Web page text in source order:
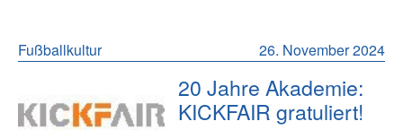
26. November 2024
Fußballkultur
20 Jahre Akademie:
KICKFAIR gratuliert!